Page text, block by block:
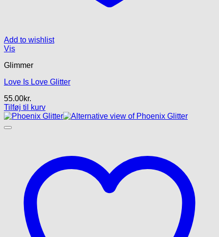
Add to wishlist
Vis
Glimmer
Love Is Love Glitter
55.00kr.
Tilføj til kurv